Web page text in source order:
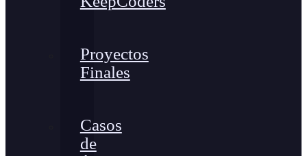
Proyectos
Finales
Casos
de